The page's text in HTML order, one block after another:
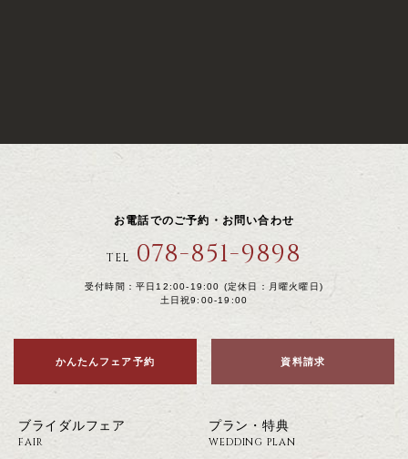
お電話でのご予約・お問い合わせ
TEL 078-851-9898
受付時間：平日12:00-19:00 (定休日：月曜火曜日)
土日祝9:00-19:00
かんたんフェア予約 資料請求
ブライダルフェア
FAIR
プラン・特典
WEDDING PLAN